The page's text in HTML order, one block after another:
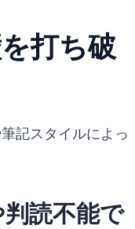
打ち破
記スタイルによっ
読不能で